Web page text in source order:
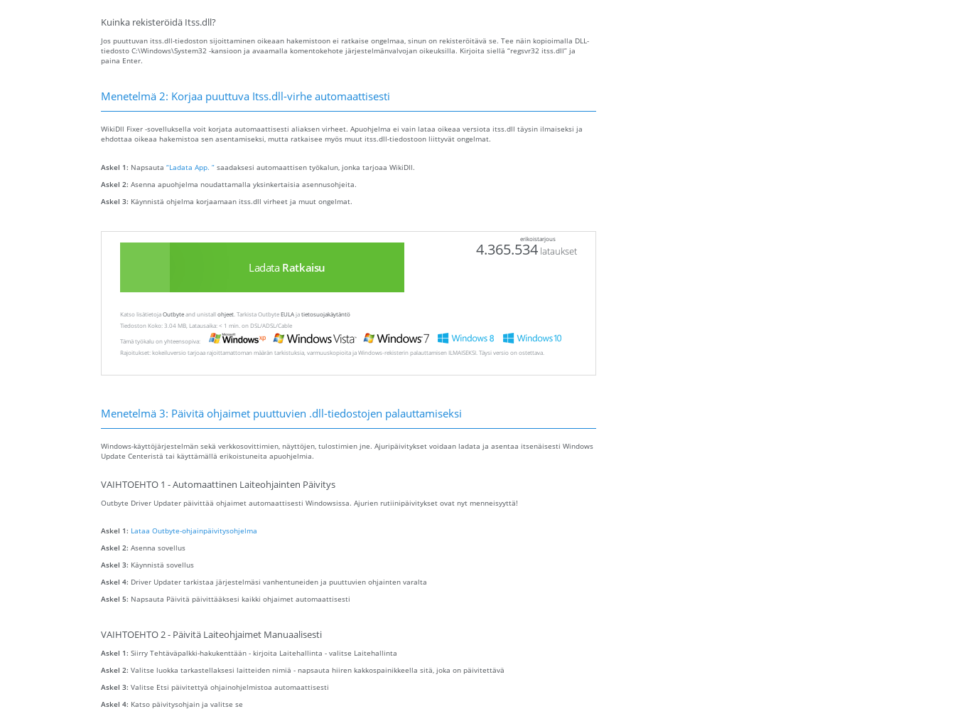
Kuinka rekisteröidä Itss.dll?
Jos puuttuvan itss.dll-tiedoston sijoittaminen oikeaan hakemistoon ei ratkaise ongelmaa, sinun on rekisteröitävä se. Tee näin kopioimalla DLL-
tiedosto C:\Windows\System32 -kansioon ja avaamalla komentokehote järjestelmänvalvojan oikeuksilla. Kirjoita siellä “regsvr32 itss.dll” ja
paina Enter.
Menetelmä 2: Korjaa puuttuva Itss.dll-virhe automaattisesti
WikiDll Fixer -sovelluksella voit korjata automaattisesti aliaksen virheet. Apuohjelma ei vain lataa oikeaa versiota itss.dll täysin ilmaiseksi ja
ehdottaa oikeaa hakemistoa sen asentamiseksi, mutta ratkaisee myös muut itss.dll-tiedostoon liittyvät ongelmat.
Askel 1: Napsauta “Ladata App. ” saadaksesi automaattisen työkalun, jonka tarjoaa WikiDll.
Askel 2: Asenna apuohjelma noudattamalla yksinkertaisia ​​asennusohjeita.
Askel 3: Käynnistä ohjelma korjaamaan itss.dll virheet ja muut ongelmat.
erikoistarjous
Ladata Ratkaisu
4.365.534 lataukset
Katso lisätietojaOutbyteand unistallohjeet . Tarkista OutbyteEULAjatietosuojakäytäntö
Tiedoston Koko: 3.04 MB, Latausaika: < 1 min. on DSL/ADSL/Cable
Tämä työkalu on yhteensopiva:
Rajoitukset: kokeiluversio tarjoaa rajoittamattoman määrän tarkistuksia, varmuuskopioita ja Windows-rekisterin palauttamisen ILMAISEKSI. Täysi versio on ostettava.
Menetelmä 3: Päivitä ohjaimet puuttuvien .dll-tiedostojen palauttamiseksi
Windows-käyttöjärjestelmän sekä verkkosovittimien, näyttöjen, tulostimien jne. Ajuripäivitykset voidaan ladata ja asentaa itsenäisesti Windows
Update Centeristä tai käyttämällä erikoistuneita apuohjelmia.
VAIHTOEHTO 1 - Automaattinen Laiteohjainten Päivitys
Outbyte Driver Updater päivittää ohjaimet automaattisesti Windowsissa. Ajurien rutiinipäivitykset ovat nyt menneisyyttä!
Askel 1: Lataa Outbyte-ohjainpäivitysohjelma
Askel 2: Asenna sovellus
Askel 3: Käynnistä sovellus
Askel 4: Driver Updater tarkistaa järjestelmäsi vanhentuneiden ja puuttuvien ohjainten varalta
Askel 5: Napsauta Päivitä päivittääksesi kaikki ohjaimet automaattisesti
VAIHTOEHTO 2 - Päivitä Laiteohjaimet Manuaalisesti
Askel 1: Siirry Tehtäväpalkki-hakukenttään - kirjoita Laitehallinta - valitse Laitehallinta
Askel 2: Valitse luokka tarkastellaksesi laitteiden nimiä - napsauta hiiren kakkospainikkeella sitä, joka on päivitettävä
Askel 3: Valitse Etsi päivitettyä ohjainohjelmistoa automaattisesti
Askel 4: Katso päivitysohjain ja valitse se